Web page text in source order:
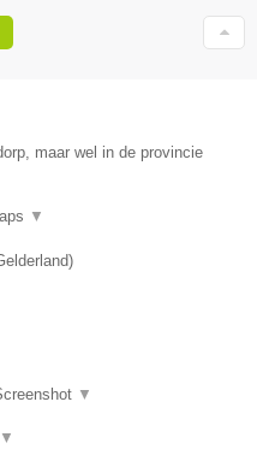
maar wel in de provincie
▼
)
▼
▼